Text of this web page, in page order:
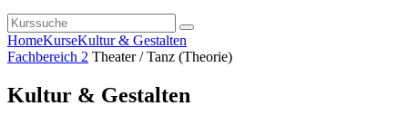
HomeKurseKultur & Gestalten
Fachbereich 2 Theater / Tanz (Theorie)
Kultur & Gestalten